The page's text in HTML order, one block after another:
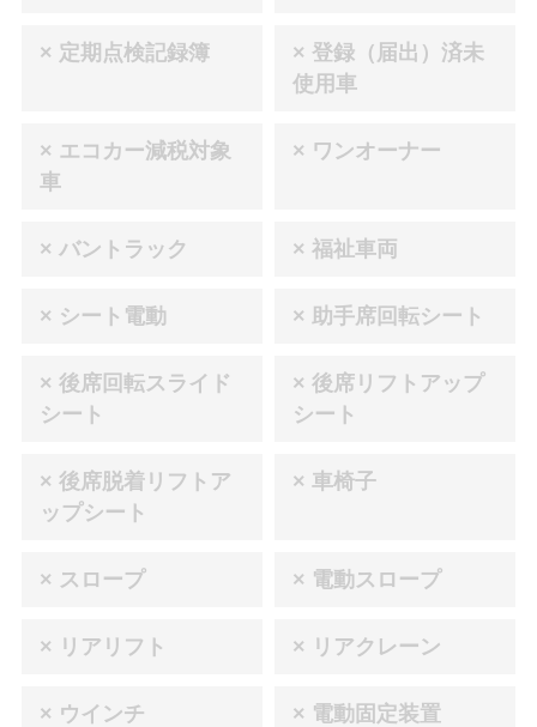
× 定期点検記録簿
× 登録（届出）済未
使用車
× エコカー減税対象
車
× ワンオーナー
× バントラック × 福祉車両
× シート電動 × 助手席回転シート
× 後席回転スライド
シート
× 後席リフトアップ
シート
× 後席脱着リフトア
ップシート
× 車椅子
× スロープ × 電動スロープ
× リアリフト × リアクレーン
× ウインチ × 電動固定装置